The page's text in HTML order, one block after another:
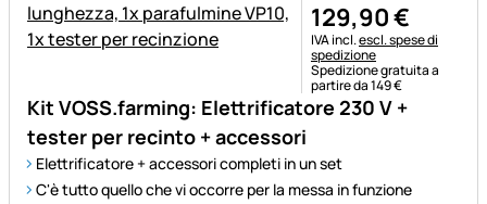
Kit VOSS.farming: Elettrificatore 230 V +
tester per recinto + accessori
Elettrificatore + accessori completi in un set
C'è tutto quello che vi occorre per la messa in funzione
129,90€
Informazioni fiscali:
IVA incl.escl. spese di
spedizione
Spedizione gratuita a
partire da 149 €